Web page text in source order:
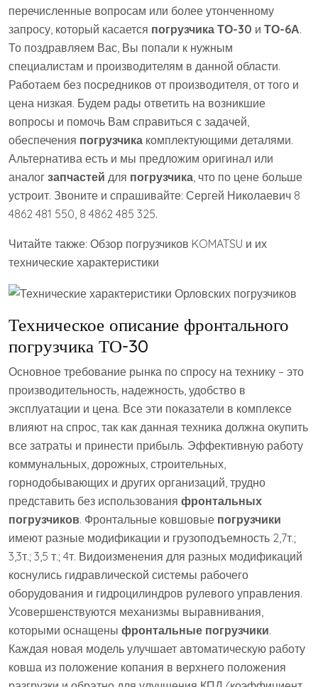
перечисленные вопросам или более утонченному
запросу, который касается погрузчика ТО-30 и ТО-6А.
То поздравляем Вас, Вы попали к нужным
специалистам и производителям в данной области.
Работаем без посредников от производителя, от того и
цена низкая. Будем рады ответить на возникшие
вопросы и помочь Вам справиться с задачей,
обеспечения погрузчика комплектующими деталями.
Альтернатива есть и мы предложим оригинал или
аналог запчастей для погрузчика , что по цене больше
устроит. Звоните и спрашивайте: Сергей Николаевич 8
4862 481 550, 8 4862 485 325.
Читайте также: Обзор погрузчиков KOMATSU и их
технические характеристики
Техническое описание фронтального
погрузчика ТО-30
Основное требование рынка по спросу на технику – это
производительность, надежность, удобство в
эксплуатации и цена. Все эти показатели в комплексе
влияют на спрос, так как данная техника должна окупить
все затраты и принести прибыль. Эффективную работу
коммунальных, дорожных, строительных,
горнодобывающих и других организаций, трудно
представить без использования фронтальных
погрузчиков. Фронтальные ковшовые погрузчики
имеют разные модификации и грузоподъемность 2,7т.;
3,3т.; 3,5 т.; 4т. Видоизменения для разных модификаций
коснулись гидравлической системы рабочего
оборудования и гидроцилиндров рулевого управления.
Усовершенствуются механизмы выравнивания,
которыми оснащены фронтальные погрузчики.
Каждая новая модель улучшает автоматическую работу
ковша из положение копания в верхнего положения